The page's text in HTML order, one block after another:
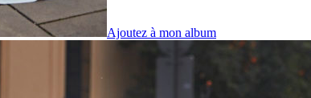
Ajoutez à mon album